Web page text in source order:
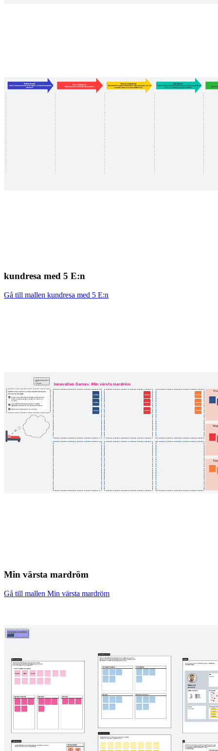
kundresa med 5 E:n
Gå till mallen kundresa med 5 E:n
Min värsta mardröm
Gå till mallen Min värsta mardröm